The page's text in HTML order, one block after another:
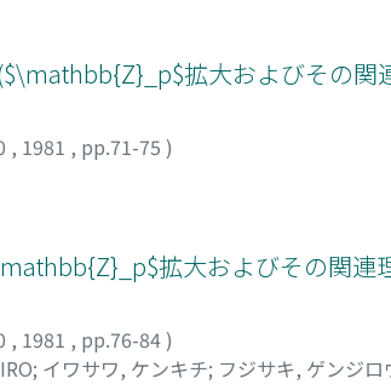
拡大およびその関
, 1981 , pp.71-75 )
拡大およびその関連
, 1981 , pp.76-84)
; イワサワ, ケンキチ; フジサキ, ゲンジロ